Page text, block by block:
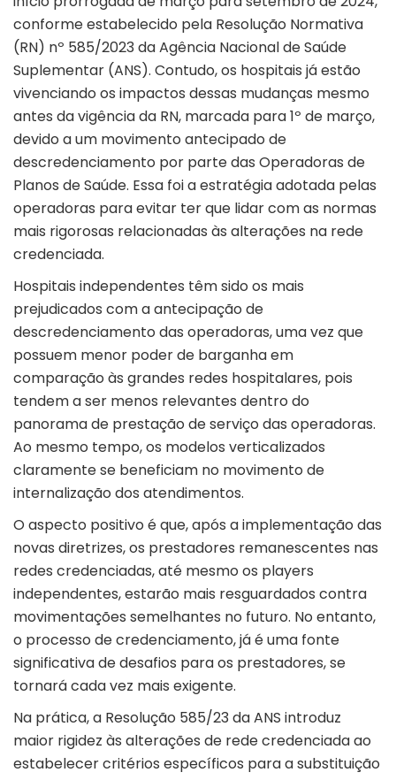
conforme estabelecido pela Resolução Normativa
(RN) nº 585/2023 da Agência Nacional de Saúde
Suplementar (ANS). Contudo, os hospitais já estão
vivenciando os impactos dessas mudanças mesmo
antes da vigência da RN, marcada para 1º de março,
devido a um movimento antecipado de
descredenciamento por parte das Operadoras de
Planos de Saúde. Essa foi a estratégia adotada pelas
operadoras para evitar ter que lidar com as normas
mais rigorosas relacionadas às alterações na rede
credenciada.
Hospitais independentes têm sido os mais
prejudicados com a antecipação de
descredenciamento das operadoras, uma vez que
possuem menor poder de barganha em
comparação às grandes redes hospitalares, pois
tendem a ser menos relevantes dentro do
panorama de prestação de serviço das operadoras.
Ao mesmo tempo, os modelos verticalizados
claramente se beneficiam no movimento de
internalização dos atendimentos.
O aspecto positivo é que, após a implementação das
novas diretrizes, os prestadores remanescentes nas
redes credenciadas, até mesmo os players
independentes, estarão mais resguardados contra
movimentações semelhantes no futuro. No entanto,
o processo de credenciamento, já é uma fonte
significativa de desafios para os prestadores, se
tornará cada vez mais exigente.
Na prática, a Resolução 585/23 da ANS introduz
maior rigidez às alterações de rede credenciada ao
estabelecer critérios específicos para a substituição